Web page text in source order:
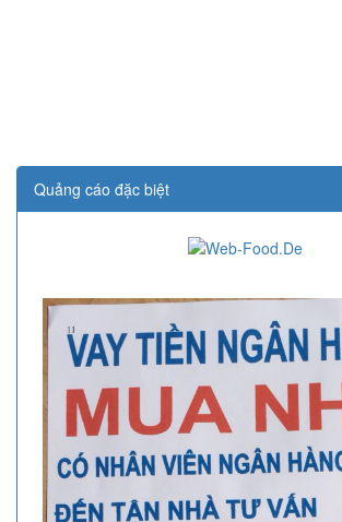
Quảng cáo đặc biệt